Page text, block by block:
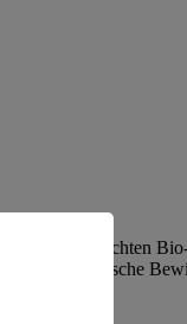
und unverfälschten
die ökologische